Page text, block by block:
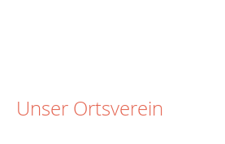
Unser Ortsverein